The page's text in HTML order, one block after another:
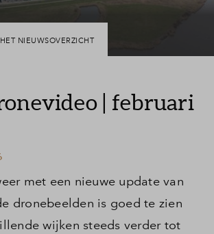
NIEUWSOVERZICHT
| februari
met een nieuwe update van
dronebeelden is goed te zien
wijken steeds verder tot